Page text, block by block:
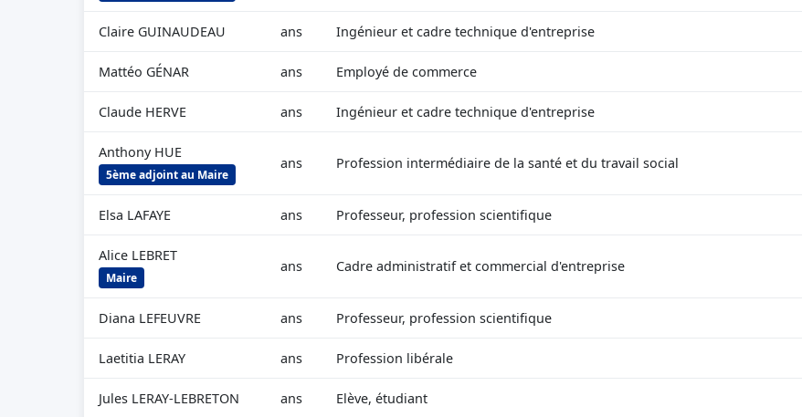
Claire GUINAUDEAU ans Ingénieur et cadre technique d'entreprise
Mattéo GÉNAR ans Employé de commerce
Claude HERVE ans Ingénieur et cadre technique d'entreprise
Anthony HUE
5ème adjoint au Maire
ans Profession intermédiaire de la santé et du travail social
Elsa LAFAYE ans Professeur, profession scientifique
Alice LEBRET
Maire
ans Cadre administratif et commercial d'entreprise
Diana LEFEUVRE ans Professeur, profession scientifique
Laetitia LERAY ans Profession libérale
Jules LERAY-LEBRETON ans Elève, étudiant